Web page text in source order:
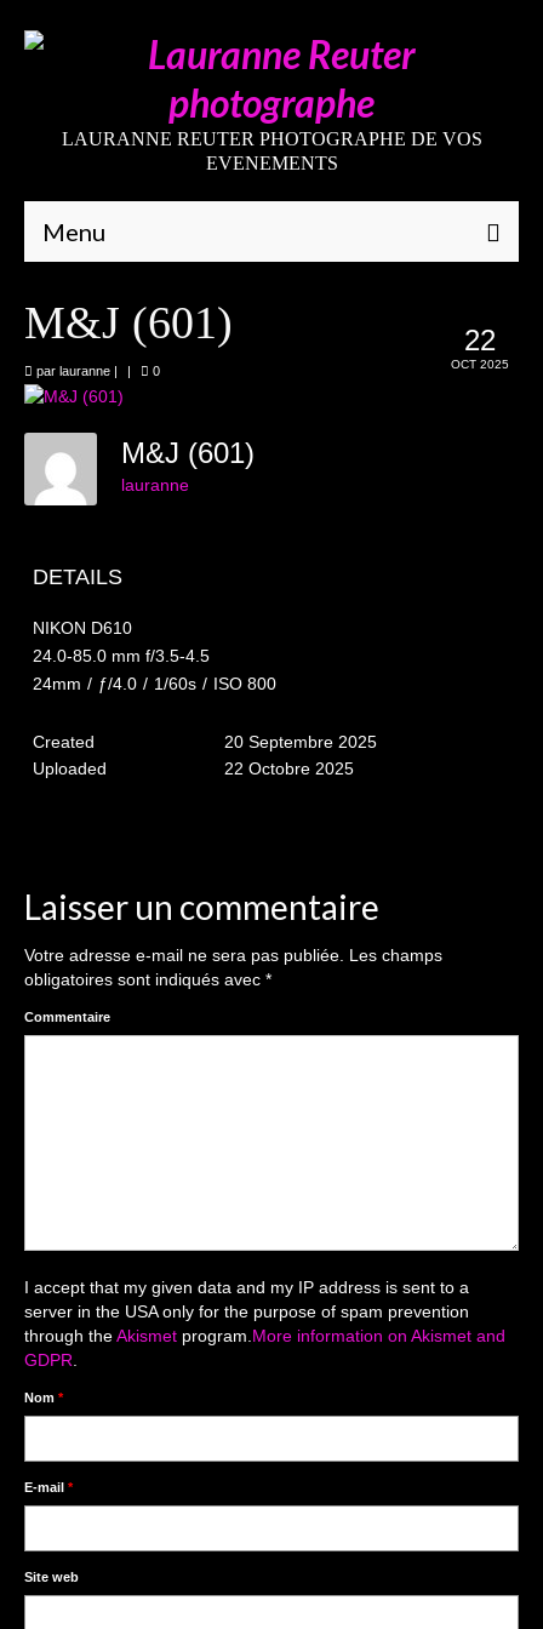
LAURANNE REUTER PHOTOGRAPHE DE VOS
EVENEMENTS
Menu
Mariages
Grossesses
Nouveaux-nés
Enfants
les 8 – 17 ans
Reportages / Nature morte
Galeries Privées
séance du 25.04.26
Cartes de remerciement
Photomontages
Prestations
Contact
Décors studio / Tenues / Accessoires
22
OCT 2025
M&J (601)
par lauranne | | 0
M&J (601)
lauranne
DETAILS
NIKON D610
24.0-85.0 mm f/3.5-4.5
24mm / ƒ/4.0 / 1/60s / ISO 800
Created
20 Septembre 2025
Uploaded
22 Octobre 2025
Laisser un commentaire
Votre adresse e-mail ne sera pas publiée. Les champs
obligatoires sont indiqués avec *
Commentaire
I accept that my given data and my IP address is sent to a
server in the USA only for the purpose of spam prevention
through theAkismet program.More information on Akismet and
GDPR.
Nom *
E-mail *
Site web